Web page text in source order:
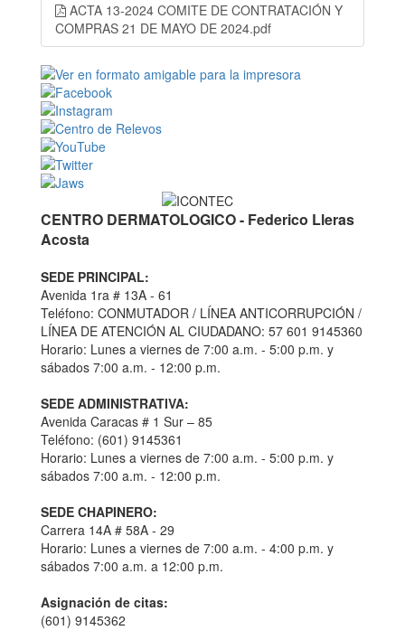
ACTA 13-2024 COMITE DE CONTRATACIÓN Y
COMPRAS 21 DE MAYO DE 2024.pdf
CENTRO DERMATOLOGICO - Federico Lleras
Acosta
SEDE PRINCIPAL:
Avenida 1ra # 13A - 61
Teléfono: CONMUTADOR / LÍNEA ANTICORRUPCIÓN /
LÍNEA DE ATENCIÓN AL CIUDADANO: 57 601 9145360
Horario: Lunes a viernes de 7:00 a.m. - 5:00 p.m. y
sábados 7:00 a.m. - 12:00 p.m.
SEDE ADMINISTRATIVA:
Avenida Caracas # 1 Sur – 85
Teléfono: (601) 9145361
Horario: Lunes a viernes de 7:00 a.m. - 5:00 p.m. y
sábados 7:00 a.m. - 12:00 p.m.
SEDE CHAPINERO:
Carrera 14A # 58A - 29
Horario: Lunes a viernes de 7:00 a.m. - 4:00 p.m. y
sábados 7:00 a.m. a 12:00 p.m.
Asignación de citas:
(601) 9145362